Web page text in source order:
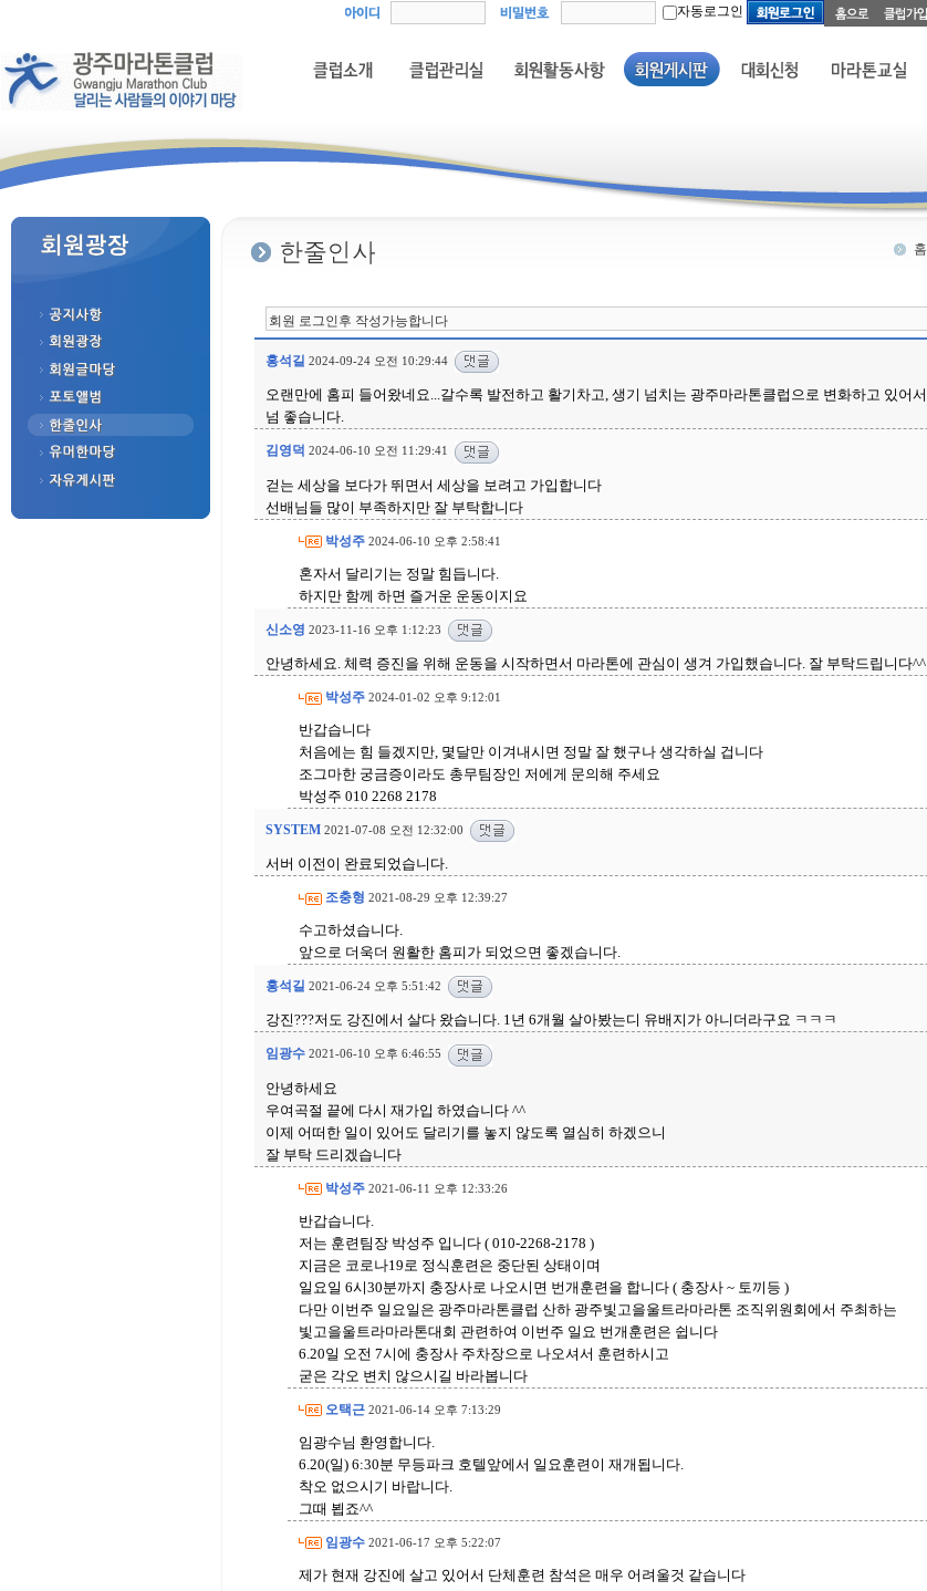
자동로그인
홈
홍석길 2024-09-24 오전 10:29:44
오랜만에 홈피 들어왔네요...갈수록 발전하고 활기차고, 생기 넘치는 광주마라톤클럽으로 변화하고 있어서
넘 좋습니다.
김영덕 2024-06-10 오전 11:29:41
걷는 세상을 보다가 뛰면서 세상을 보려고 가입합니다
선배님들 많이 부족하지만 잘 부탁합니다
박성주 2024-06-10 오후 2:58:41
혼자서 달리기는 정말 힘듭니다.
하지만 함께 하면 즐거운 운동이지요
신소영 2023-11-16 오후 1:12:23
안녕하세요. 체력 증진을 위해 운동을 시작하면서 마라톤에 관심이 생겨 가입했습니다. 잘 부탁드립니다^^
박성주 2024-01-02 오후 9:12:01
반갑습니다
처음에는 힘 들겠지만, 몇달만 이겨내시면 정말 잘 했구나 생각하실 겁니다
조그마한 궁금증이라도 총무팀장인 저에게 문의해 주세요
박성주 010 2268 2178
SYSTEM 2021-07-08 오전 12:32:00
서버 이전이 완료되었습니다.
조충형 2021-08-29 오후 12:39:27
수고하셨습니다.
앞으로 더욱더 원활한 홈피가 되었으면 좋겠습니다.
홍석길 2021-06-24 오후 5:51:42
강진???저도 강진에서 살다 왔습니다. 1년 6개월 살아봤는디 유배지가 아니더라구요 ㅋㅋㅋ
임광수 2021-06-10 오후 6:46:55
안녕하세요
우여곡절 끝에 다시 재가입 하였습니다 ^^
이제 어떠한 일이 있어도 달리기를 놓지 않도록 열심히 하겠으니
잘 부탁 드리겠습니다
박성주 2021-06-11 오후 12:33:26
반갑습니다.
저는 훈련팀장 박성주 입니다 ( 010-2268-2178 )
지금은 코로나19로 정식훈련은 중단된 상태이며
일요일 6시30분까지 충장사로 나오시면 번개훈련을 합니다 ( 충장사 ~ 토끼등 )
다만 이번주 일요일은 광주마라톤클럽 산하 광주빛고을울트라마라톤 조직위원회에서 주최하는
빛고을울트라마라톤대회 관련하여 이번주 일요 번개훈련은 쉽니다
6.20일 오전 7시에 충장사 주차장으로 나오셔서 훈련하시고
굳은 각오 변치 않으시길 바라봅니다
오택근 2021-06-14 오후 7:13:29
임광수님 환영합니다.
6.20(일) 6:30분 무등파크 호텔앞에서 일요훈련이 재개됩니다.
착오 없으시기 바랍니다.
그때 뵙죠^^
임광수 2021-06-17 오후 5:22:07
제가 현재 강진에 살고 있어서 단체훈련 참석은 매우 어려울것 같습니다